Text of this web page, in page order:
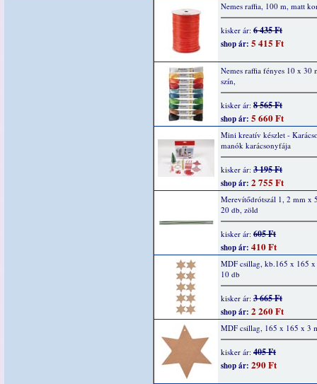
Nemes raffia, 100 m, matt
kisker ár: 6 435 Ft
shop ár: 5 415 Ft
Nemes raffia fényes 10 x 30
szín,
kisker ár: 8 565 Ft
shop ár: 5 660 Ft
Mini kreatív készlet -
manók karácsonyfája
kisker ár: 3 195 Ft
shop ár: 2 755 Ft
Merevítődrótszál 1, 2 mm x
20 db, zöld
kisker ár: 605 Ft
shop ár: 410 Ft
MDF csillag, kb.165 x 165
10 db
kisker ár: 3 665 Ft
shop ár: 2 260 Ft
MDF csillag, 165 x 165 x 3
kisker ár: 405 Ft
shop ár: 290 Ft